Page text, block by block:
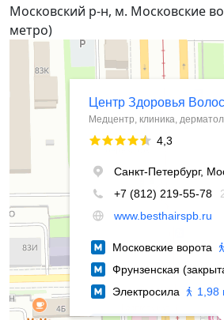
Московский р-н, м. Московские
метро)
Центр Здоровья Волос
Медцентр, клиника в Санкт‑Петербурге